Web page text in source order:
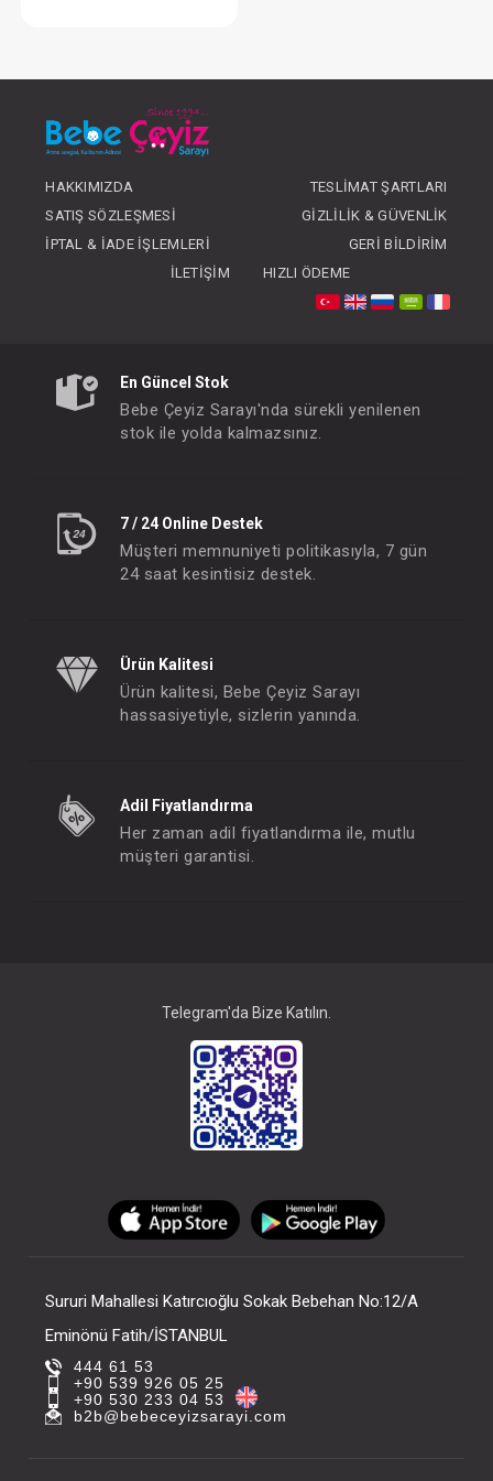
OLUNUZ
HAKKIMIZDA
TESLIMAT ŞARTLARI
SATIŞ SÖZLEŞMESI
GIZLILIK & GÜVENLIK
İPTAL & İADE İŞLEMLERI
GERI BILDIRIM
İLETIŞIM
HIZLI ÖDEME
En Güncel Stok
Bebe Çeyiz Sarayı'nda sürekli yenilenen
stok ile yolda kalmazsınız.
7 / 24 Online Destek
Müşteri memnuniyeti politikasıyla, 7 gün
24 saat kesintisiz destek.
Ürün Kalitesi
Ürün kalitesi, Bebe Çeyiz Sarayı
hassasiyetiyle, sizlerin yanında.
Adil Fiyatlandırma
Her zaman adil fiyatlandırma ile, mutlu
müşteri garantisi.
Telegram'da Bize Katılın.
Sururi Mahallesi Katırcıoğlu Sokak Bebehan No:12/A
Eminönü Fatih/İSTANBUL
444 61 53
+90 539 926 05 25
+90 530 233 04 53
b2b@bebeceyizsarayi.com